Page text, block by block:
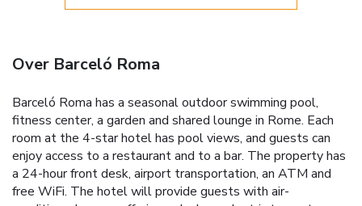
Over Barceló Roma
Barceló Roma has a seasonal outdoor swimming pool,
fitness center, a garden and shared lounge in Rome. Each
room at the 4-star hotel has pool views, and guests can
enjoy access to a restaurant and to a bar. The property has
a 24-hour front desk, airport transportation, an ATM and
free WiFi. The hotel will provide guests with air-